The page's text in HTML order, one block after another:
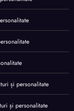
și personalitate
și personalitate